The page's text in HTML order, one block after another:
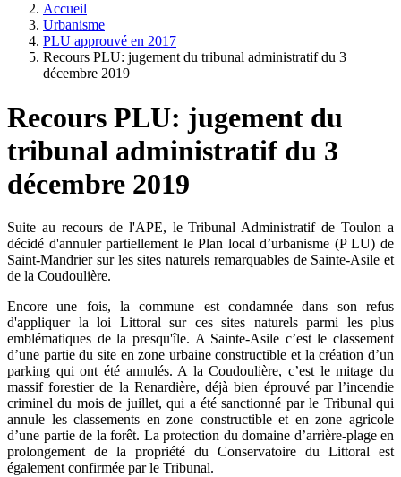
Accueil
Urbanisme
PLU approuvé en 2017
Recours PLU: jugement du tribunal administratif du 3
décembre 2019
Recours PLU: jugement du
tribunal administratif du 3
décembre 2019
Suite au recours de l'APE, le Tribunal Administratif de Toulon a
décidé d'annuler partiellement le Plan local d’urbanisme (P LU) de
Saint-Mandrier sur les sites naturels remarquables de Sainte-Asile et
de la Coudoulière.
Encore une fois, la commune est condamnée dans son refus
d'appliquer la loi Littoral sur ces sites naturels parmi les plus
emblématiques de la presqu'île. A Sainte-Asile c’est le classement
d’une partie du site en zone urbaine constructible et la création d’un
parking qui ont été annulés. A la Coudoulière, c’est le mitage du
massif forestier de la Renardière, déjà bien éprouvé par l’incendie
criminel du mois de juillet, qui a été sanctionné par le Tribunal qui
annule les classements en zone constructible et en zone agricole
d’une partie de la forêt. La protection du domaine d’arrière-plage en
prolongement de la propriété du Conservatoire du Littoral est
également confirmée par le Tribunal.